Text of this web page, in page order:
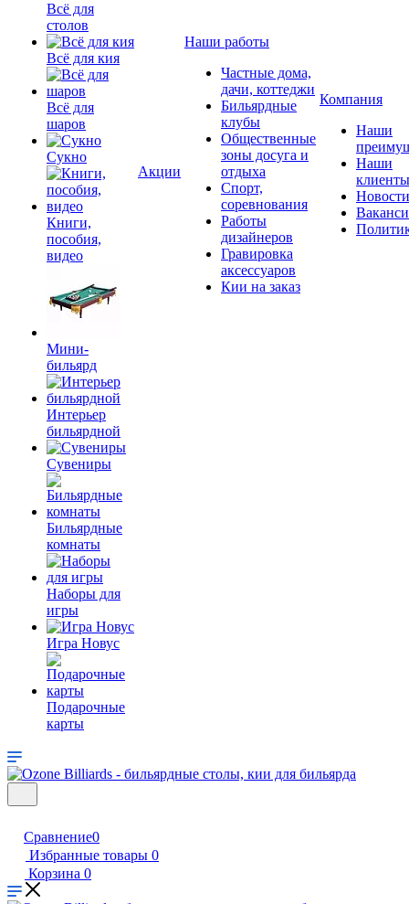
Всё для
столов
Всё для кия
Всё для
шаров
Сукно
Книги,
пособия,
видео
Мини-
бильярд
Интерьер
бильярдной
Сувениры
Бильярдные
комнаты
Наборы для
игры
Игра Новус
Подарочные
карты
Акции
Наши работы
Частные дома,
дачи, коттеджи
Бильярдные
клубы
Общественные
зоны досуга и
отдыха
Спорт,
соревнования
Работы
дизайнеров
Гравировка
аксессуаров
Кии на заказ
Компания
Наши
Наши
клиенты
Новости
Сравнение0
Избранные товары 0
Корзина 0